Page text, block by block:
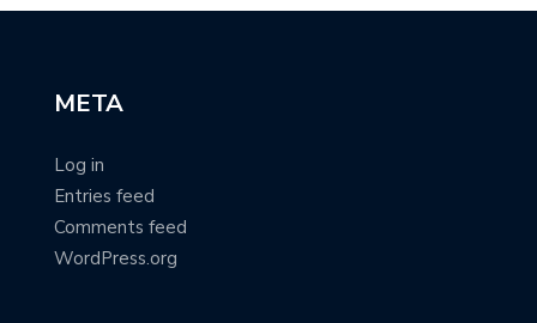
META
Log in
Entries feed
Comments feed
WordPress.org